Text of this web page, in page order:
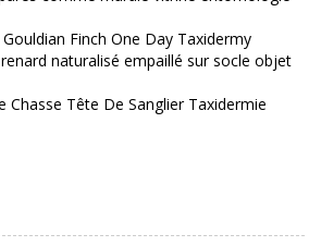
Finch One Day Taxidermy
naturalisé empaillé sur socle objet
Chasse Tête De Sanglier Taxidermie